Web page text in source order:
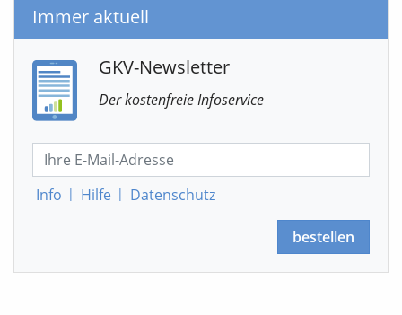
Immer aktuell
GKV-Newsletter
Der kostenfreie Infoservice
Info | Hilfe | Datenschutz
bestellen